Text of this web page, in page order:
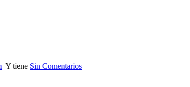
Y tiene Sin Comentarios